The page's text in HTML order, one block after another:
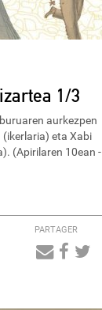
1/3
aurkezpen
eta Xabi
(Apirilaren 10ean -
PARTAGER